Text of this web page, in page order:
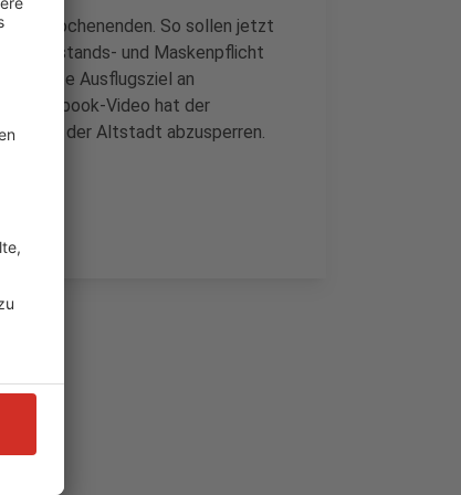
Wochenenden. So sollen jetzt
Abstands- und Maskenpflicht
beliebte Ausflugsziel an
Facebook-Video hat der
der Altstadt abzusperren.